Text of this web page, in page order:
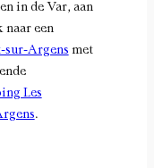
in de Var, aan
naar een
sur-Argens met
Les
.